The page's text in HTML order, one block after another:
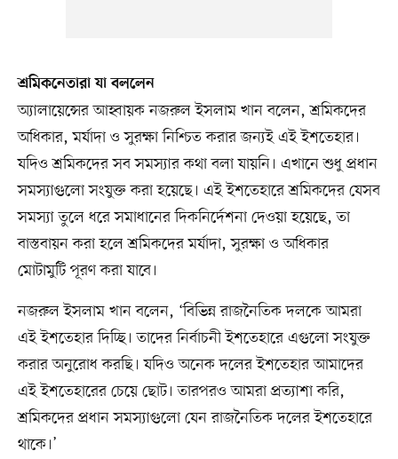
শ্রমিকনেতারা যা বললেন
অ্যালায়েন্সের আহ্বায়ক নজরুল ইসলাম খান বলেন, শ্রমিকদের
অধিকার, মর্যাদা ও সুরক্ষা নিশ্চিত করার জন্যই এই ইশতেহার।
যদিও শ্রমিকদের সব সমস্যার কথা বলা যায়নি। এখানে শুধু প্রধান
সমস্যাগুলো সংযুক্ত করা হয়েছে। এই ইশতেহারে শ্রমিকদের যেসব
সমস্যা তুলে ধরে সমাধানের দিকনির্দেশনা দেওয়া হয়েছে, তা
বাস্তবায়ন করা হলে শ্রমিকদের মর্যাদা, সুরক্ষা ও অধিকার
মোটামুটি পূরণ করা যাবে।
নজরুল ইসলাম খান বলেন, ‘বিভিন্ন রাজনৈতিক দলকে আমরা
এই ইশতেহার দিচ্ছি। তাদের নির্বাচনী ইশতেহারে এগুলো সংযুক্ত
করার অনুরোধ করছি। যদিও অনেক দলের ইশতেহার আমাদের
এই ইশতেহারের চেয়ে ছোট। তারপরও আমরা প্রত্যাশা করি,
শ্রমিকদের প্রধান সমস্যাগুলো যেন রাজনৈতিক দলের ইশতেহারে
থাকে।’